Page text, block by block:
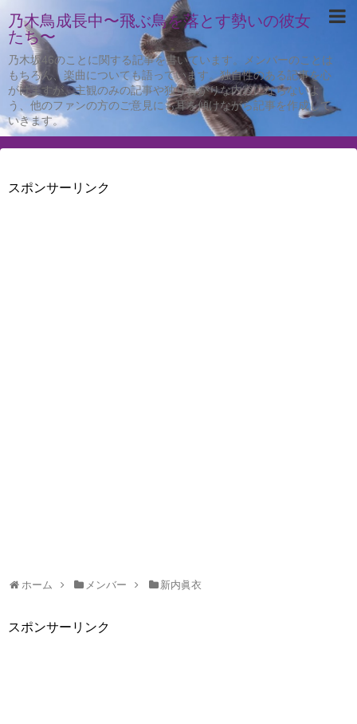
乃木鳥成長中〜飛ぶ鳥を落とす勢いの彼女
たち〜
乃木坂46のことに関する記事を書いています。メンバーのことは
もちろん、楽曲についても語っています。独自性のある記事を心
がけますが、主観のみの記事や独り善がりな内容にならないよ
う、他のファンの方のご意見にも耳を傾けながら記事を作成して
いきます。
スポンサーリンク
ホーム メンバー 新内眞衣
スポンサーリンク